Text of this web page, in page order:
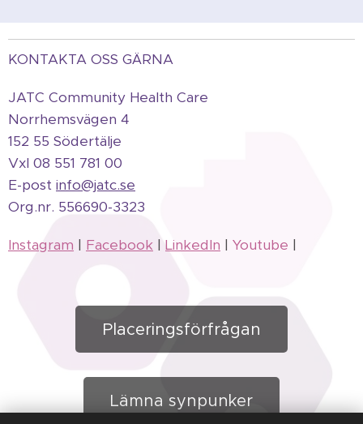
KONTAKTA OSS GÄRNA
JATC Community Health Care
Norrhemsvägen 4
152 55 Södertälje
Vxl 08 551 781 00
E-post info@jatc.se
Org.nr. 556690-3323
Instagram | Facebook | LinkedIn | Youtube |
Placeringsförfrågan
Lämna synpunker